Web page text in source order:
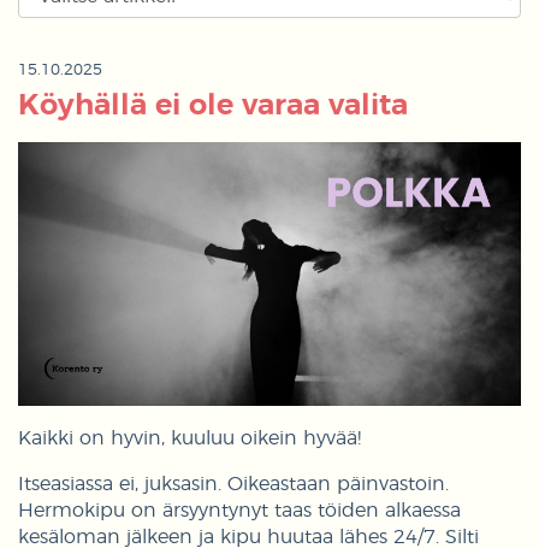
15.10.2025
Köyhällä ei ole varaa valita
Kaikki on hyvin, kuuluu oikein hyvää!
Itseasiassa ei, juksasin. Oikeastaan päinvastoin.
Hermokipu on ärsyyntynyt taas töiden alkaessa
kesäloman jälkeen ja kipu huutaa lähes 24/7. Silti